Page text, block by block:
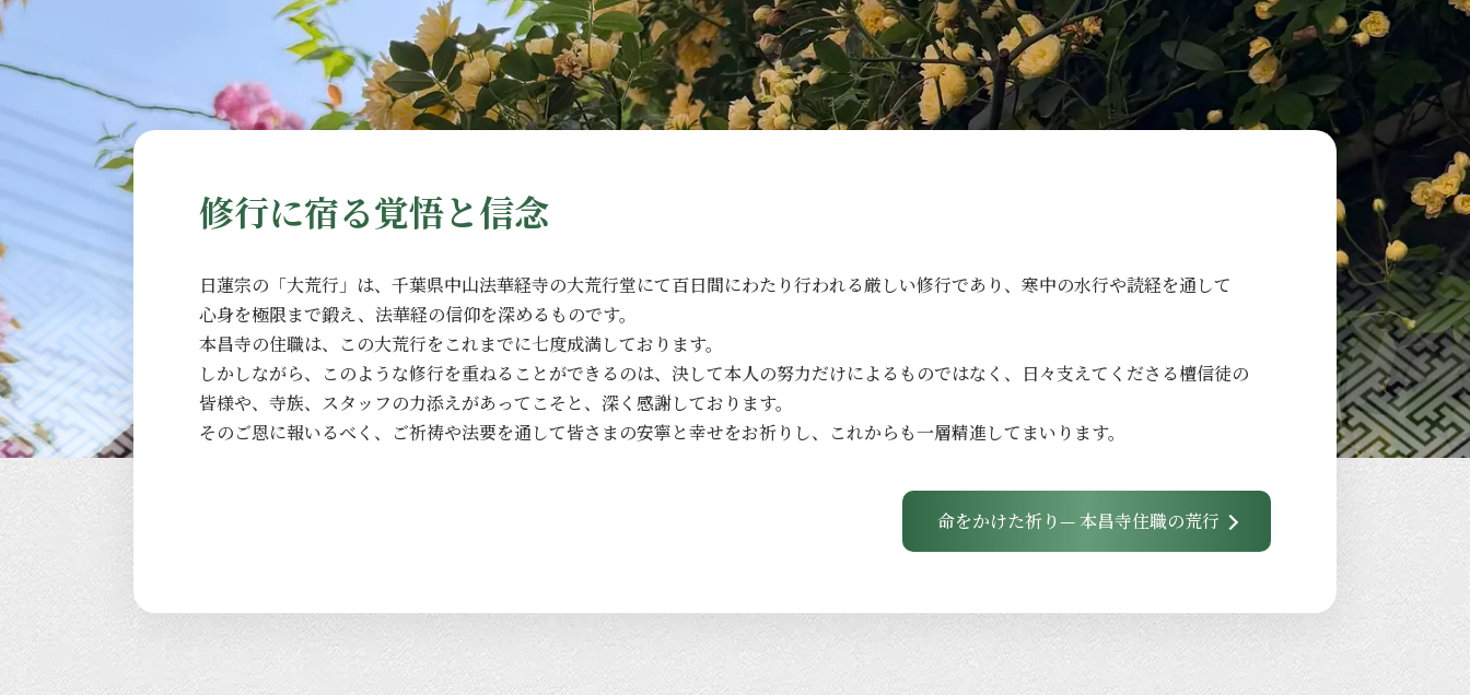
修行に宿る覚悟と信念
日蓮宗の 「大荒行」は、 千葉県中山法華経寺の大荒行堂にて百日間にわたり行われる厳しい修行であり、 寒中の水行や読経を通して
心身を極限まで鍛え、 法華経の信仰を深める ものです。
本昌寺の住職は、 この大荒行をこれまでに七度成満しております。
しかしながら、
このような修行を重ねる ことができるのは、 決して本人の努力だけによる ものではなく、 日々支えてくださる檀信徒の
皆様や、 寺族、 スタッフの力添えがあってこそと、 深く 感謝しております。
そのご恩に報いるべく、 ご祈祷や法要を通して皆さまの安寧と幸せをお祈りし、 これからも一層精進してまいります。
命をかけた祈り— 本昌寺住職の荒行